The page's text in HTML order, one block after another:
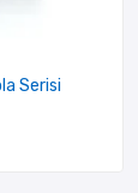
Serisi